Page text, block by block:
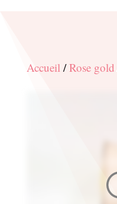
Accueil/Rose gold